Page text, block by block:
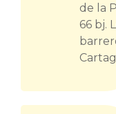
de la
66 bj.